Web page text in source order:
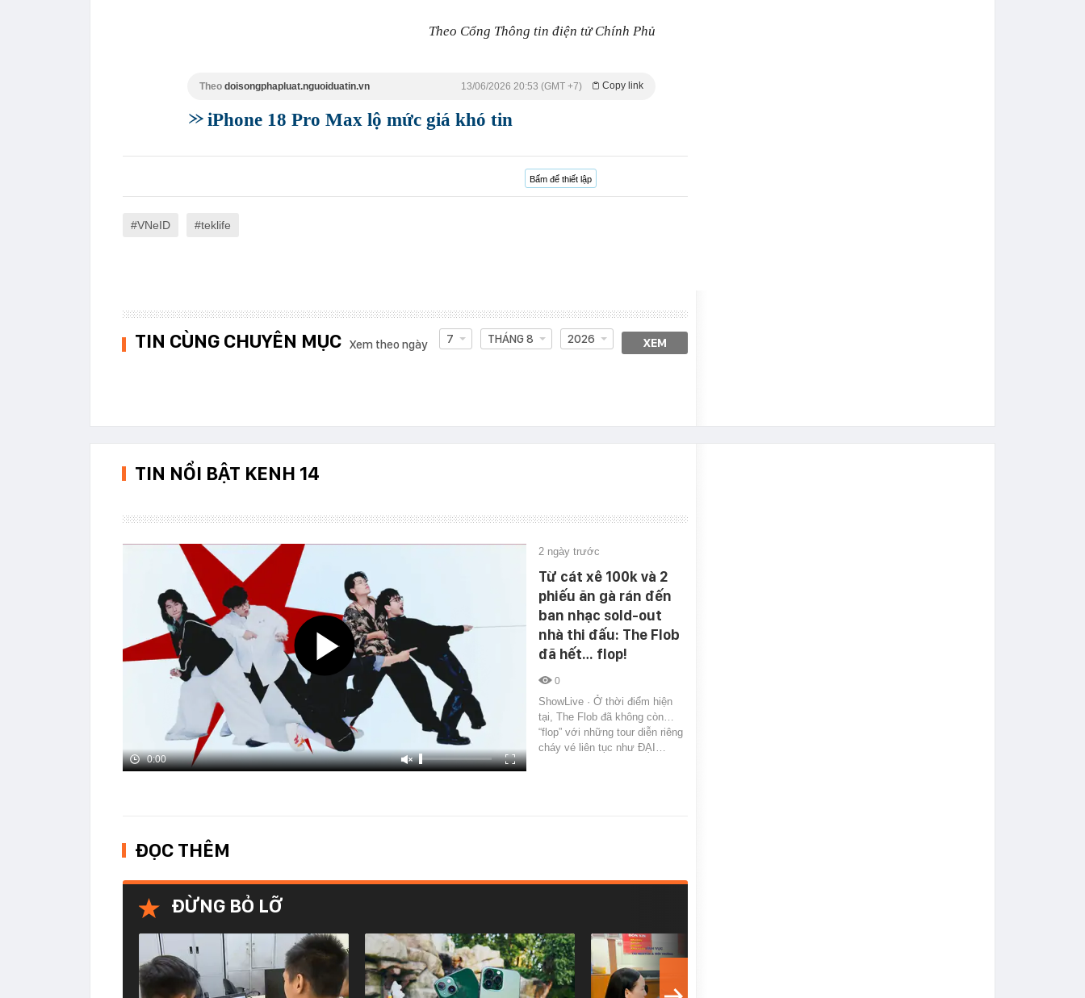
Theo Cổng Thông tin điện tử Chính Phủ
Theo doisongphapluat.nguoiduatin.vn Copy link
13/06/2026 20:53 (GMT +7)
iPhone 18 Pro Max lộ mức giá khó tin
Bấm để thiết lập
VNeID teklife
TIN CÙNG CHUYÊN MỤC Xem theo ngày 7 THÁNG 8 2026 XEM
TIN NỔI BẬT KENH 14
0:00
2 ngày trước
Từ cát xê 100k và 2
phiếu ăn gà rán đến
ban nhạc sold-out
nhà thi đấu: The Flob
đã hết… flop!
0
ShowLive · Ở thời điểm hiện
tại, The Flob đã không còn…
“flop” với những tour diễn riêng
cháy vé liên tục như ĐẠI…
ĐỌC THÊM
ĐỪNG BỎ LỠ